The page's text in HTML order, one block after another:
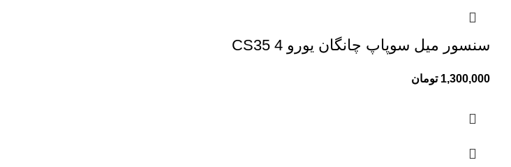
سنسور میل سوپاپ چانگان یورو 4 CS35
1,300,000 تومان